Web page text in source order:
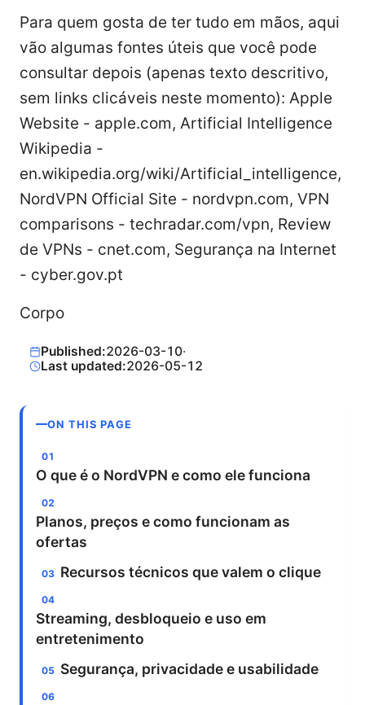
Para quem gosta de ter tudo em mãos, aqui
vão algumas fontes úteis que você pode
consultar depois (apenas texto descritivo,
sem links clicáveis neste momento): Apple
Website - apple.com, Artificial Intelligence
Wikipedia -
en.wikipedia.org/wiki/Artificial_intelligence,
NordVPN Official Site - nordvpn.com, VPN
comparisons - techradar.com/vpn, Review
de VPNs - cnet.com, Segurança na Internet
- cyber.gov.pt
Corpo
Published:2026-03-10·
Last updated:2026-05-12
ON THIS PAGE
O que é o NordVPN e como ele funciona
Planos, preços e como funcionam as
ofertas
Recursos técnicos que valem o clique
Streaming, desbloqueio e uso em
entretenimento
Segurança, privacidade e usabilidade